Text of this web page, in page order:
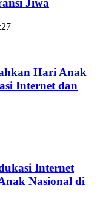
Jiwa
Hari Anak
Internet dan
Internet
Nasional di